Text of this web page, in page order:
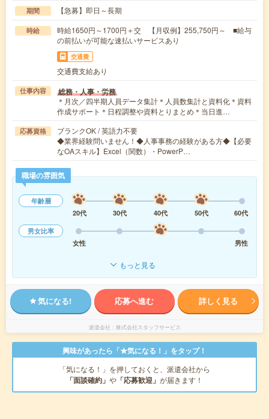
期間 【急募】即日～長期
時給
時給1650円～1700円＋交 【月収例】255,750円～ ■給与
の前払いが可能な速払いサービスあり
交通費
交通費支給あり
仕事内容 総務・人事・労務
＊月次／四半期人員データ集計＊人員数集計と資料化＊資料
作成サポート＊日程調整や資料とりまとめ＊当日進…
応募資格
ブランクOK / 英語力不要
◆業界経験問いません！◆人事事務の経験がある方◆【必要
なOAスキル】Excel（関数）・PowerP…
職場の雰囲気
年齢層
20代
30代 40代 50代
60代
男女比率
女性
男性
もっと見る
気になる! 応募へ進む 詳しく見る
派遣会社 株式会社スタッフサービス
興味があったら「★気になる！」をタップ！
「気になる！」を押しておくと、派遣会社から
「面談確約」 や 「応募歓迎」 が届きます！